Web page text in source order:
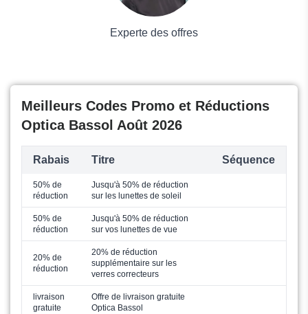
Experte des offres
Meilleurs Codes Promo et Réductions
Optica Bassol Août 2026
Rabais Titre Séquence
50% de
réduction
Jusqu'à 50% de réduction
sur les lunettes de soleil
50% de
réduction
Jusqu'à 50% de réduction
sur vos lunettes de vue
20% de
réduction
20% de réduction
supplémentaire sur les
verres correcteurs
livraison
gratuite
Offre de livraison gratuite
Optica Bassol